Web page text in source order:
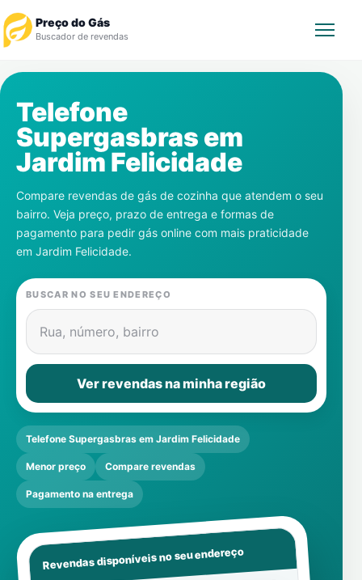
Preço do Gás
Buscador de revendas
Revendedor
Notícias
Cadastre-se
Gás
Contatos
Telefone
Supergasbras em
Jardim Felicidade
Compare revendas de gás de cozinha que atendem o seu
bairro. Veja preço, prazo de entrega e formas de
pagamento para pedir gás online com mais praticidade
em Jardim Felicidade.
BUSCAR NO SEU ENDEREÇO
Rua, número, bairro
Ver revendas na minha região
Telefone Supergasbras em Jardim Felicidade
Menor preço Compare revendas
Pagamento na entrega
Revendas disponíveis no seu endereço